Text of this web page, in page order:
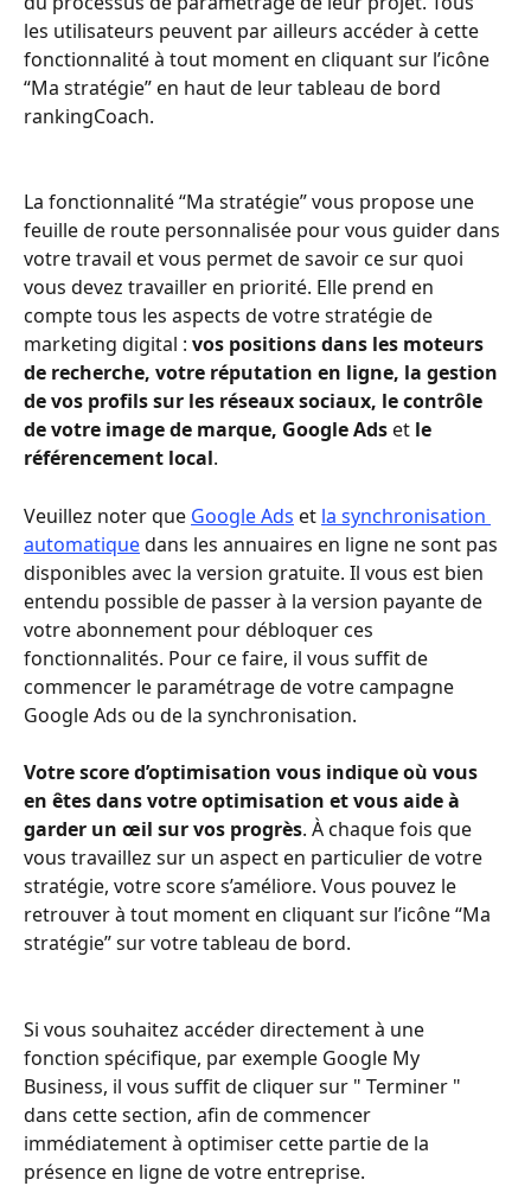
les utilisateurs peuvent par ailleurs accéder à cette
fonctionnalité à tout moment en cliquant sur l’icône
“Ma stratégie” en haut de leur tableau de bord
rankingCoach.
La fonctionnalité “Ma stratégie” vous propose une
feuille de route personnalisée pour vous guider dans
votre travail et vous permet de savoir ce sur quoi
vous devez travailler en priorité. Elle prend en
compte tous les aspects de votre stratégie de
marketing digital : vos positions dans les moteurs
de recherche, votre réputation en ligne, la gestion
de vos profils sur les réseaux sociaux, le contrôle
de votre image de marque, Google Ads et le
référencement local.
Veuillez noter que Google Ads et la synchronisation
automatique dans les annuaires en ligne ne sont pas
disponibles avec la version gratuite. Il vous est bien
entendu possible de passer à la version payante de
votre abonnement pour débloquer ces
fonctionnalités. Pour ce faire, il vous suffit de
commencer le paramétrage de votre campagne
Google Ads ou de la synchronisation.
Votre score d’optimisation vous indique où vous
en êtes dans votre optimisation et vous aide à
garder un œil sur vos progrès. À chaque fois que
vous travaillez sur un aspect en particulier de votre
stratégie, votre score s’améliore. Vous pouvez le
retrouver à tout moment en cliquant sur l’icône “Ma
stratégie” sur votre tableau de bord.
Si vous souhaitez accéder directement à une
fonction spécifique, par exemple Google My
Business, il vous suffit de cliquer sur " Terminer "
dans cette section, afin de commencer
immédiatement à optimiser cette partie de la
présence en ligne de votre entreprise.